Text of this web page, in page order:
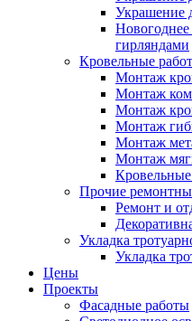
Украшение
Новогоднее
гирляндами
Кровельные
Монтаж
Монтаж
Монтаж
Монтаж
Монтаж
Монтаж
Прочие
Ремонт и
Укладка
Укладка
Цены
Проекты
Фасадные работы